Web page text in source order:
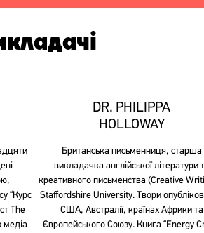
“Курс
The
медіа
DR. PHILIPPA
HOLLOWAY
Британська письменниця, старша
викладачка англійської літератури
креативного письменства (Creative
Staffordshire University. Твори
США, Австралії, країнах Африки та
Європейського Союзу. Книга “Energy